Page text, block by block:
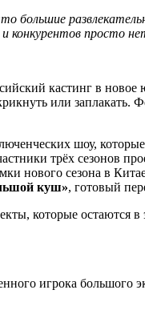
большие
конкурентов просто
кастинг в новое
или заплакать.
шоу,
трёх сезонов
нового сезона в
куш», готовый
которые остаются в
игрока большого